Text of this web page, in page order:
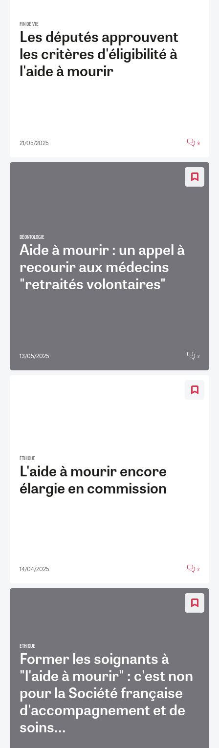
FIN DE VIE
Les députés approuvent
les critères d'éligibilité à
l'aide à mourir
21/05/2025 9
DÉONTOLOGIE
Aide à mourir : un appel à
recourir aux médecins
"retraités volontaires"
13/05/2025 2
ETHIQUE
L'aide à mourir encore
élargie en commission
14/04/2025 2
ETHIQUE
Former les soignants à
"l'aide à mourir" : c'est non
pour la Société française
d'accompagnement et de
soins...